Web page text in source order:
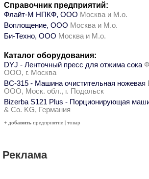
Справочник предприятий:
Флайт-М НПКФ, ООО Москва и М.о.
Воплощение, ООО Москва и М.о.
Би-Техно, ООО Москва и М.о.
Каталог оборудования:
DYJ - Ленточный пресс для отжима сока
ООО, г. Москва
ВС-315 - Машина очистительная ножевая
ООО, Моск. обл., г. Подольск
Bizerba S121 Plus - Порционирующая
& Co. KG, Германия
+ добавить предприятие | товар
Реклама